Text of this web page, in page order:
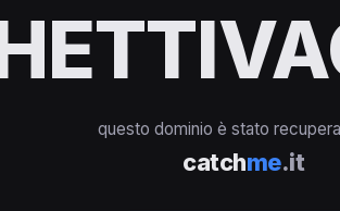
questo dominio è stato
catchme.it